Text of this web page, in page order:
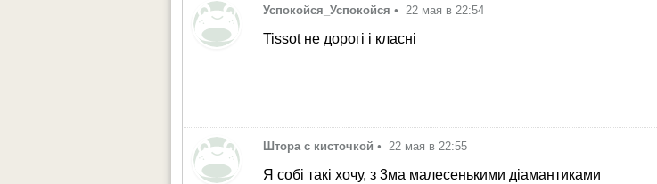
Успокойся_Успокойся • 22 мая в 22:54
Tissot не дорогі і класні
Штора с кисточкой • 22 мая в 22:55
Я собі такі хочу, з 3ма малесенькими діамантиками